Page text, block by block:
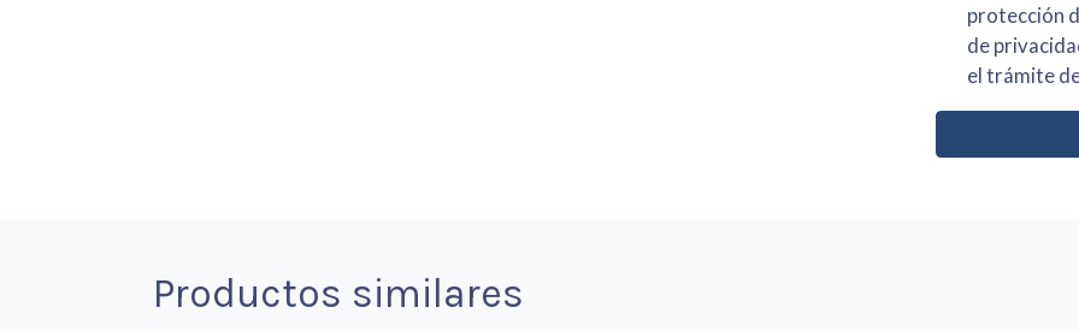
protección de datos asi como el
de privacidad y acepto el tratamiento de mis
el trámite
Productos similares